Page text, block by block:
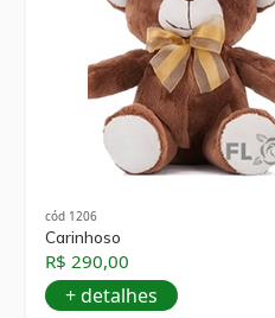
cód 1206
Carinhoso
R$ 290,00
+ detalhes